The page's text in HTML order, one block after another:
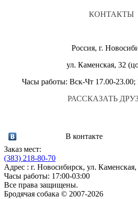
КОНТАКТЫ
Россия, г.
ул. Каменская, 32
Часы работы: Вск-Чт 17.00-
РАССКАЗАТЬ
В контакте
Заказ мест:
(383) 218-80-70
Адрес : г. Новосибирск, ул.
Часы работы: 17:00-03:00
Все права защищены.
Бродячая собака © 2007-2026